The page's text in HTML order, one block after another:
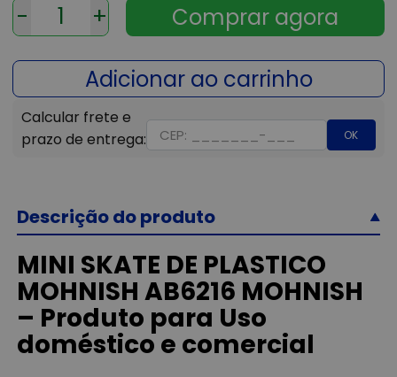
- +
OK
Descrição do produto
MINI SKATE DE PLASTICO
MOHNISH AB6216 MOHNISH
– Produto para Uso
doméstico e comercial